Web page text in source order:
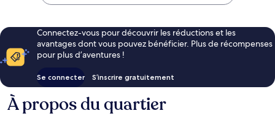
Connectez-vous pour découvrir les réductions et les
avantages dont vous pouvez bénéficier. Plus de récompenses
pour plus d’aventures !
Se connecter S’inscrire gratuitement
À propos du quartier